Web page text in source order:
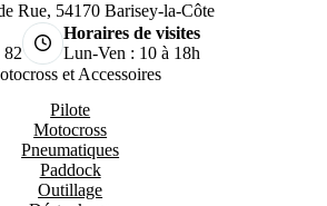
Rue, 54170 Barisey-la-Côte
82
Horaires de visites
Lun-Ven : 10 à 18h
et Accessoires
Pilote
Motocross
Pneumatiques
Paddock
Outillage